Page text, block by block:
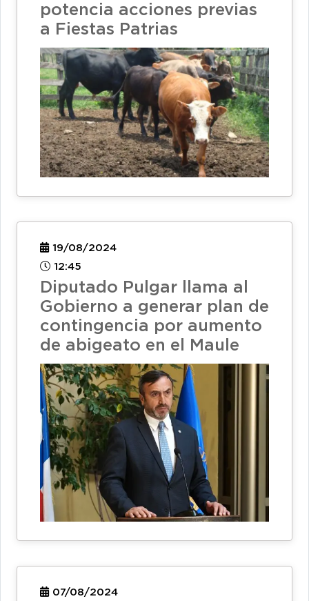
potencia acciones previas
a Fiestas Patrias
19/08/2024
12:45
Diputado Pulgar llama al
Gobierno a generar plan de
contingencia por aumento
de abigeato en el Maule
07/08/2024